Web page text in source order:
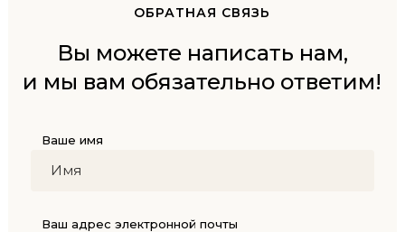
ОБРАТНАЯ СВЯЗЬ
Вы можете написать нам,
и мы вам обязательно ответим!
Ваше имя
Ваш адрес электронной почты